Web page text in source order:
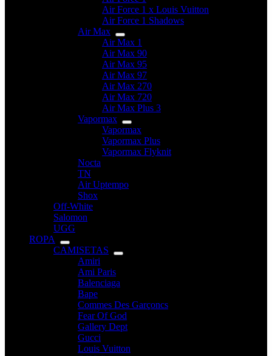
Air Force 1 x Louis Vuitton
Air Force 1 Shadows
Air Max
Air Max 1
Air Max 90
Air Max 95
Air Max 97
Air Max 270
Air Max 720
Air Max Plus 3
Vapormax
Vapormax
Vapormax Plus
Vapormax Flyknit
Nocta
TN
Air Uptempo
Shox
Off-White
Salomon
UGG
ROPA
CAMISETAS
Amiri
Ami Paris
Balenciaga
Bape
Commes Des Garçoncs
Fear Of God
Gallery Dept
Gucci
Louis Vuitton